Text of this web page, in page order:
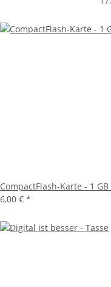
CompactFlash-Karte - 1
6,00 € *